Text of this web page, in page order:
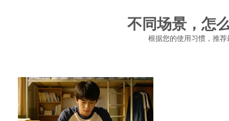
不同场景，怎
根据您的使用习惯，推